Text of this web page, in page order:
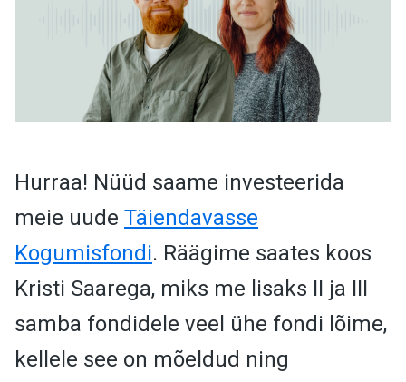
Hurraa! Nüüd saame investeerida
meie uude Täiendavasse
Kogumisfondi. Räägime saates koos
Kristi Saarega, miks me lisaks II ja III
samba fondidele veel ühe fondi lõime,
kellele see on mõeldud ning